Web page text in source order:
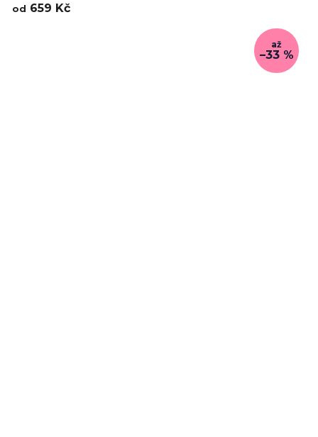
od 659 Kč
až
–33 %